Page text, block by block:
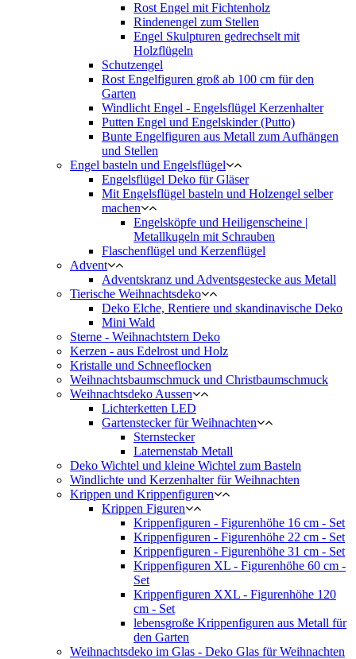
Rost Engel mit Fichtenholz
Rindenengel zum Stellen
Engel Skulpturen gedrechselt mit
Holzflügeln
Schutzengel
Rost Engelfiguren groß ab 100 cm für den
Garten
Windlicht Engel - Engelsflügel Kerzenhalter
Putten Engel und Engelskinder (Putto)
Bunte Engelfiguren aus Metall zum Aufhängen
und Stellen
Engel basteln und Engelsflügel
Engelsflügel Deko für Gläser
Mit Engelsflügel basteln und Holzengel selber
machen
Engelsköpfe und Heiligenscheine |
Metallkugeln mit Schrauben
Flaschenflügel und Kerzenflügel
Advent
Adventskranz und Adventsgestecke aus Metall
Tierische Weihnachtsdeko
Deko Elche, Rentiere und skandinavische Deko
Mini Wald
Sterne - Weihnachtstern Deko
Kerzen - aus Edelrost und Holz
Kristalle und Schneeflocken
Weihnachtsbaumschmuck und Christbaumschmuck
Weihnachtsdeko Aussen
Lichterketten LED
Gartenstecker für Weihnachten
Sternstecker
Laternenstab Metall
Deko Wichtel und kleine Wichtel zum Basteln
Windlichte und Kerzenhalter für Weihnachten
Krippen und Krippenfiguren
Krippen Figuren
Krippenfiguren - Figurenhöhe 16 cm - Set
Krippenfiguren - Figurenhöhe 22 cm - Set
Krippenfiguren - Figurenhöhe 31 cm - Set
Krippenfiguren XL - Figurenhöhe 60 cm -
Set
Krippenfiguren XXL - Figurenhöhe 120
cm - Set
lebensgroße Krippenfiguren aus Metall für
den Garten
Weihnachtsdeko im Glas - Deko Glas für Weihnachten